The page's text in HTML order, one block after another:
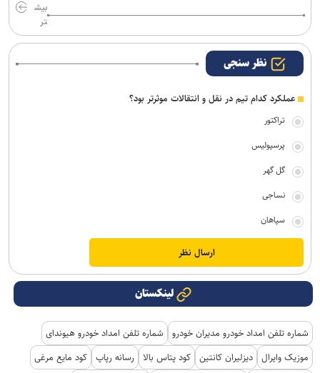
بیش
تر
نظر سنجی
عملکرد کدام تیم در نقل و انتقالات موثرتر بود؟
تراکتور
پرسپولیس
گل گهر
نساجی
سپاهان
لینکستان
شماره تلفن امداد خودرو مدیران خودرو
شماره تلفن امداد خودرو هیوندای
موزیک وایرال دیزلیران کانتین کود پتاس بالا رسانه رپاپ کود مایع مرغی